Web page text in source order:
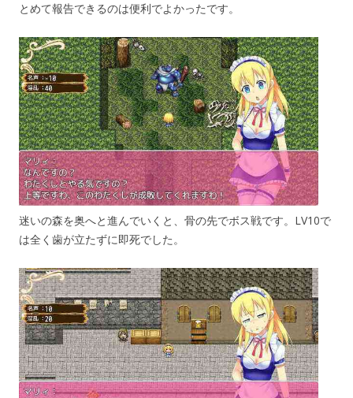
とめて報告できるのは便利でよかったです。
迷いの森を奥へと進んでいくと、骨の先でボス戦です。LV10で
は全く歯が立たずに即死でした。